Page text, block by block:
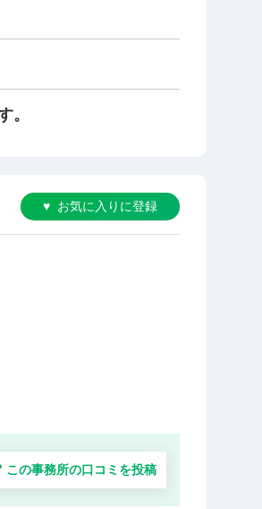
。
お気に入りに登録
この事務所の口コミを投稿